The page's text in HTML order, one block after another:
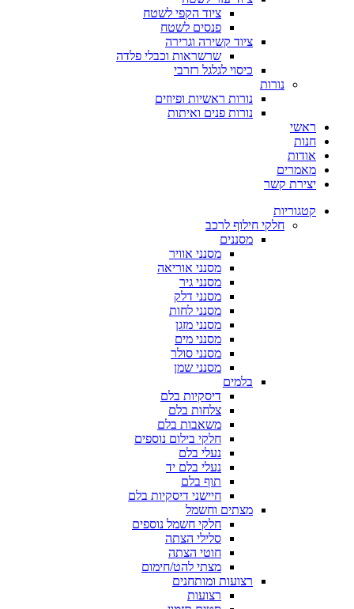
ציוד הקפי לשטח
פנסים לשטח
ציוד קשירה וגרירה
שרשראות וכבלי פלדה
כיסוי לגלגל רזרבי
נורות
נורות ראשיות ופיוזים
נורות פנים ואיתות
ראשי
חנות
אודות
מאמרים
יצירת קשר
קטגוריות
חלקי חילוף לרכב
מסננים
מסנני אוויר
מסנני אוריאה
מסנני גיר
מסנני דלק
מסנני לחות
מסנני מזגן
מסנני מים
מסנני סולר
מסנני שמן
בלמים
דיסקיות בלם
צלחות בלם
משאבות בלם
חלקי בילום נוספים
נעלי בלם
נעלי בלם יד
תוף בלם
חיישני דיסקיות בלם
מצתים וחשמל
חלקי חשמל נוספים
סלילי הצתה
חוטי הצתה
מצתי להט/חימום
רצועות ומותחנים
רצועות